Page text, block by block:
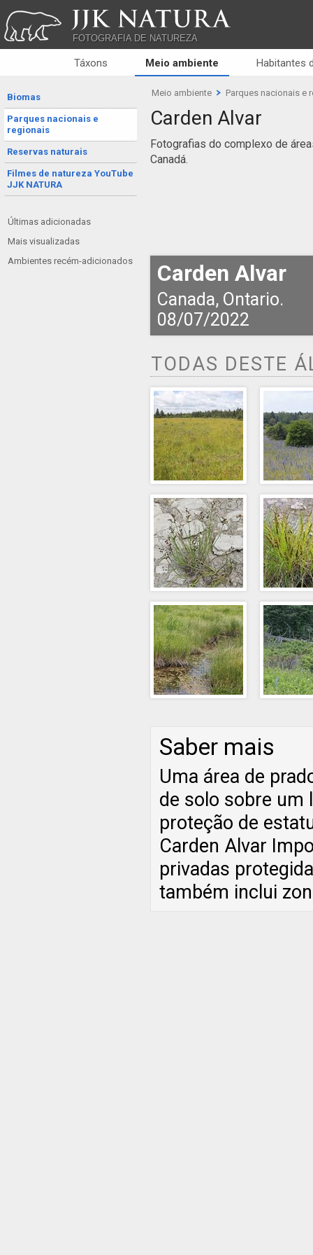
JJK NATURA
FOTOGRAFIA DE NATUREZA
Táxons Meio ambiente Habitantes
Biomas
Parques nacionais e
regionais
Reservas naturais
Filmes de natureza YouTube
JJK NATURA
Últimas adicionadas
Mais visualizadas
Ambientes recém-adicionados
Meio ambiente Parques nacionais e
Carden Alvar
Fotografias do complexo de
Canadá.
Carden Alvar
Canada, Ontario.
08/07/2022
TODAS DESTE
Saber mais
Uma área de
de solo sobre um
proteção de
Carden Alvar
privadas
também inclui